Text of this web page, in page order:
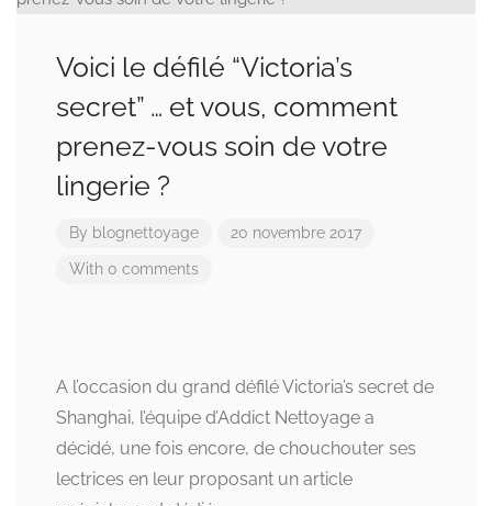
Voici le défilé “Victoria’s
secret” … et vous, comment
prenez-vous soin de votre
lingerie ?
By blognettoyage 20 novembre 2017
With 0 comments
A l’occasion du grand défilé Victoria’s secret de
Shanghai, l’équipe d’Addict Nettoyage a
décidé, une fois encore, de chouchouter ses
lectrices en leur proposant un article